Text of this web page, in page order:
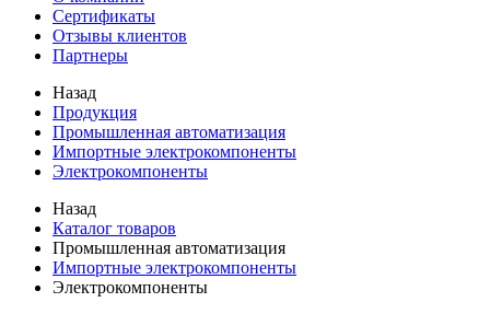
Сертификаты
Отзывы клиентов
Партнеры
Назад
Продукция
Промышленная автоматизация
Импортные электрокомпоненты
Электрокомпоненты
Назад
Каталог товаров
Промышленная автоматизация
Импортные электрокомпоненты
Электрокомпоненты